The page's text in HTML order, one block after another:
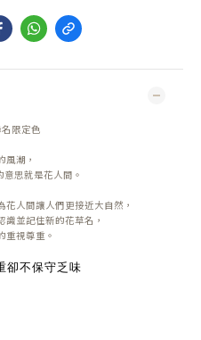
限定色
潮，
思就是花人間。
人間讓人們更接近大自然，
並記住新的花草名，
重視尊重。
卻不保守乏味